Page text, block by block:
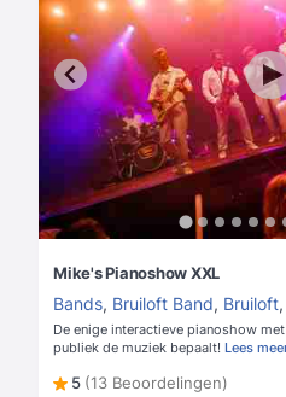
Mike's Pianoshow XXL
Bands, Bruiloft Band, Bruiloft,
De enige interactieve pianoshow
publiek de muziek bepaalt! Lees
5 (13 Beoordelingen)